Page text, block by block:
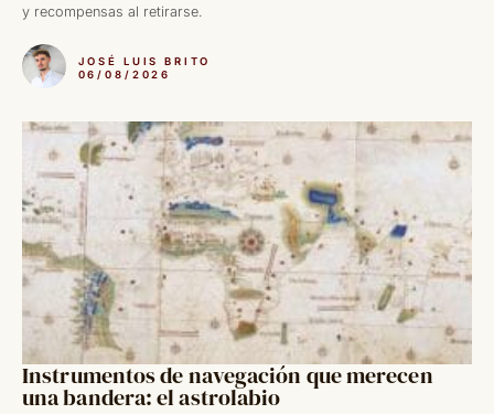
y recompensas al retirarse.
JOSÉ LUIS BRITO
06/08/2026
Instrumentos de navegación que merecen
una bandera: el astrolabio